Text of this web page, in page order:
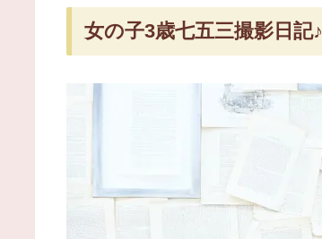
女の子3歳七五三撮影日記♪